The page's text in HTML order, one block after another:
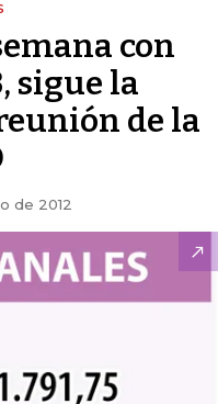
con
sigue la
de la
de 2012